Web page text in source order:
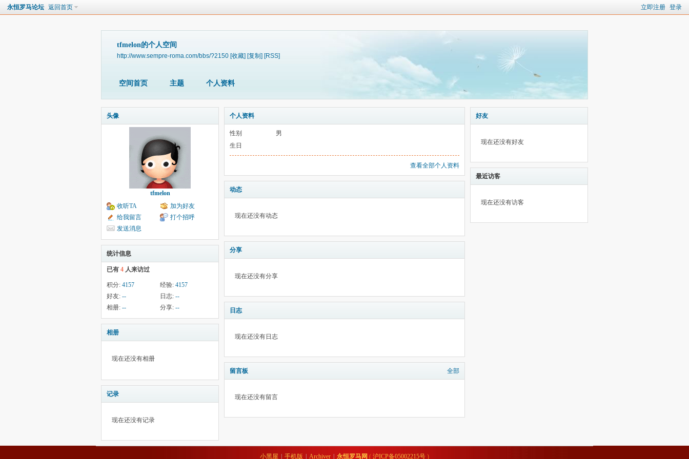
立即注册 登录
永恒罗马论坛 返回首页
tfmelon的个人空间
http://www.sempre-roma.com/bbs/?2150 [收藏] [复制] [RSS]
空间首页 主题 个人资料
头像
tfmelon
收听TA
加为好友
给我留言
打个招呼
发送消息
统计信息
已有 4 人来访过
积分: 4157 经验: 4157
好友: -- 日志: --
相册: -- 分享: --
相册
现在还没有相册
记录
现在还没有记录
个人资料
性别
男
生日
查看全部个人资料
动态
现在还没有动态
分享
现在还没有分享
日志
现在还没有日志
留言板 全部
现在还没有留言
好友
现在还没有好友
最近访客
现在还没有访客
小黑屋 手机版 Archiver 永恒罗马网 ( 沪ICP备05002215号 )